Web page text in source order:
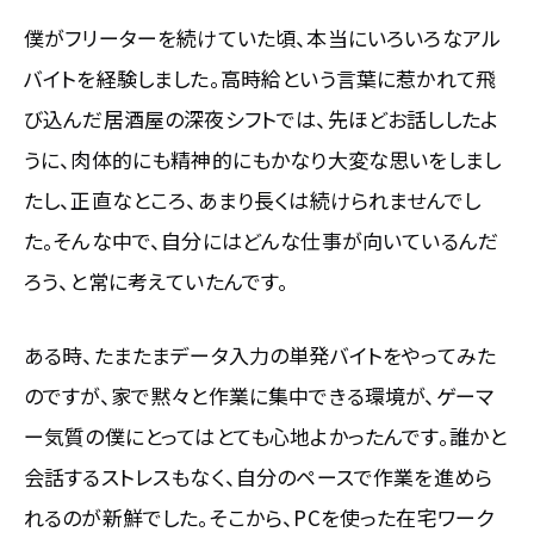
僕がフリーターを続けていた頃、本当にいろいろなアル
バイトを経験しました。高時給という言葉に惹かれて飛
び込んだ居酒屋の深夜シフトでは、先ほどお話ししたよ
うに、肉体的にも精神的にもかなり大変な思いをしまし
たし、正直なところ、あまり長くは続けられませんでし
た。そんな中で、自分にはどんな仕事が向いているんだ
ろう、と常に考えていたんです。
ある時、たまたまデータ入力の単発バイトをやってみた
のですが、家で黙々と作業に集中できる環境が、ゲーマ
ー気質の僕にとってはとても心地よかったんです。誰かと
会話するストレスもなく、自分のペースで作業を進めら
れるのが新鮮でした。そこから、PCを使った在宅ワーク